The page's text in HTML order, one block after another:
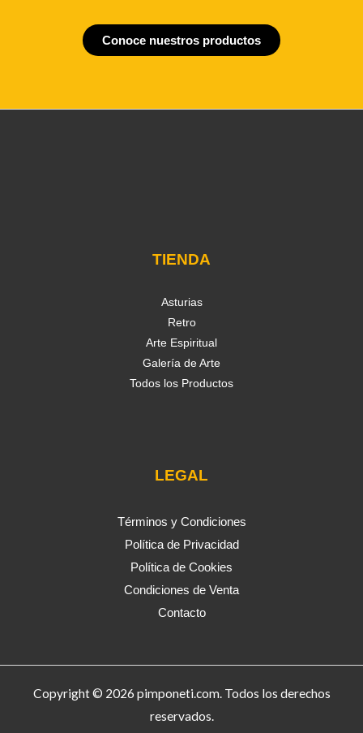
Conoce nuestros productos
TIENDA
Asturias
Retro
Arte Espiritual
Galería de Arte
Todos los Productos
LEGAL
Términos y Condiciones
Política de Privacidad
Política de Cookies
Condiciones de Venta
Contacto
Copyright © 2026 pimponeti.com. Todos los derechos
reservados.